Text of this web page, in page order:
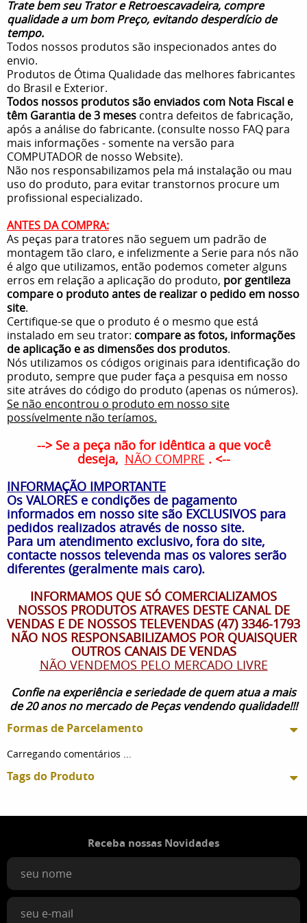
Trate bem seu Trator e Retroescavadeira, compre
qualidade a um bom Preço, evitando desperdício de
tempo.
Todos nossos produtos são inspecionados antes do
envio.
Produtos de Ótima Qualidade das melhores fabricantes
do Brasil e Exterior.
Todos nossos produtos são enviados com Nota Fiscal e
têm Garantia de 3 meses contra defeitos de fabricação,
após a análise do fabricante. (consulte nosso FAQ para
mais informações - somente na versão para
COMPUTADOR de nosso Website).
Não nos responsabilizamos pela má instalação ou mau
uso do produto, para evitar transtornos procure um
profissional especializado.
ANTES DA COMPRA:
As peças para tratores não seguem um padrão de
montagem tão claro, e infelizmente a Serie para nós não
é algo que utilizamos, então podemos cometer alguns
erros em relação a aplicação do produto, por gentileza
compare o produto antes de realizar o pedido em nosso
site.
Certifique-se que o produto é o mesmo que está
instalado em seu trator: compare as fotos, informações
de aplicação e as dimensões dos produtos.
Nós utilizamos os códigos originais para identificação do
produto, sempre que puder faça a pesquisa em nosso
site atráves do código do produto (apenas os números).
Se não encontrou o produto em nosso site
possívelmente não teríamos.
--> Se a peça não for idêntica a que você
deseja, NÃO COMPRE . <--
INFORMAÇÃO IMPORTANTE
Os VALORES e condições de pagamento
informados em nosso site são EXCLUSIVOS para
pedidos realizados através de nosso site.
Para um atendimento exclusivo, fora do site,
contacte nossos televenda mas os valores serão
diferentes (geralmente mais caro).
INFORMAMOS QUE SÓ COMERCIALIZAMOS
NOSSOS PRODUTOS ATRAVES DESTE CANAL DE
VENDAS E DE NOSSOS TELEVENDAS (47) 3346-1793
NÃO NOS RESPONSABILIZAMOS POR QUAISQUER
OUTROS CANAIS DE VENDAS
NÃO VENDEMOS PELO MERCADO LIVRE
Confie na experiência e seriedade de quem atua a mais
de 20 anos no mercado de Peças vendendo qualidade!!!
Formas de Parcelamento
Carregando comentários ...
Tags do Produto
Receba nossas Novidades